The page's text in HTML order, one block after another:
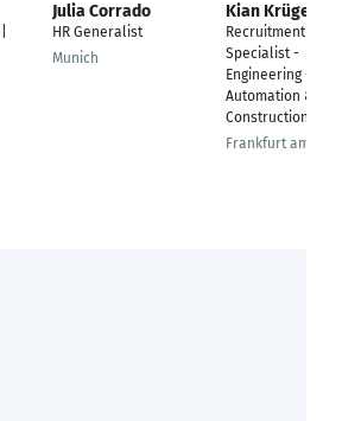
Julia Corrado
HR Generalist
Munich
Kian Krüger
Recruitment
Specialist -
Engineering -
Automation & E-
Construction
Frankfurt am Main